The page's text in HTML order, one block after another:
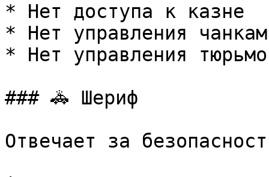
* Нет доступа к казне
* Нет управления
* Нет управления
### 🚓 Шериф
Отвечает за